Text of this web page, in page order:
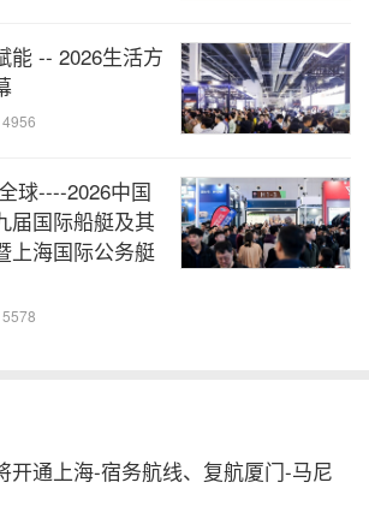
绿色的解决方案。
唯一获得中国船级社CCS《无人艇
全水域L4级智驾系统首次亮相CIBS
了其在电动船舶布局的两大板块：
套三电系统，以及10.3米级休闲旅
能 -- 2026生活方
4956
球----2026中国
届国际船艇及其
上海国际公务艇
5578
开通上海-宿务航线、复航厦门-马尼